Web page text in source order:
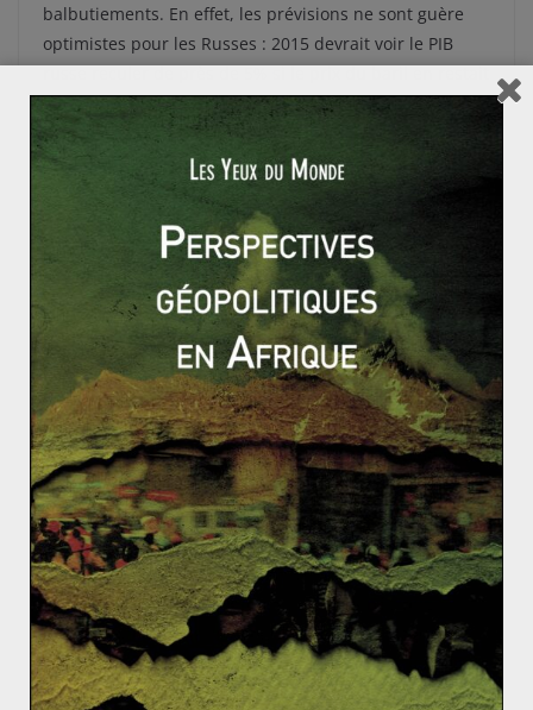
balbutiements. En effet, les prévisions ne sont guère
optimistes pour les Russes : 2015 devrait voir le PIB
russe reculer de près de 5% si le prix du baril en restait
à ce niveau. Les investissements en Russie pourraient
également se contracter de 10% et les revenus des
ménages de plus de 6%. Les partenaires commerciaux
de la Russie, comme l’Allemagne, pourraient
significativement pâtir d’une stagnation de cette
Ce jeudi, Vladimir Poutine, qui a comparé le
comportement de l’Occident à celui d’un « empire », a
annoncé que la situation actuelle pourrait durer
jusqu’à deux ans. Il faut dire que la Russie n’a pas su
diversifier son économie et reste encore très
dépendante de ses hydrocarbures. Ainsi, l’évolution de
la situation dépend à la fois du cours du pétrole (or,
l’OPEP a décidé de ne pas réduire sa productionla
semaine dernière, maintenant le baril à un prix bas)
mais aussi des décisions (géo)politiques de la Russie.
Or, la clé de cette dernière équation est détenue par ce
même Vladimir Poutine, dont les décisions risquent
désormais d’impacter directement sa popularité auprès
des Russes…